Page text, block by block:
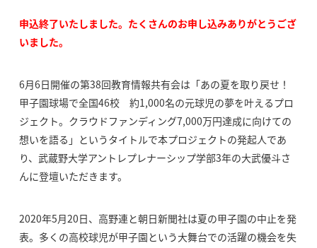
申込終了いたしました。たくさんのお申し込みありがとうござ
いました。
6月6日開催の第38回教育情報共有会は「あの夏を取り戻せ！
甲子園球場で全国46校 約1,000名の元球児の夢を叶えるプロ
ジェクト。クラウドファンディング7,000万円達成に向けての
想いを語る」というタイトルで本プロジェクトの発起人であ
り、武蔵野大学アントレプレナーシップ学部3年の大武優斗さ
んに登壇いただきます。
2020年5月20日、高野連と朝日新聞社は夏の甲子園の中止を発
表。多くの高校球児が甲子園という大舞台での活躍の機会を失